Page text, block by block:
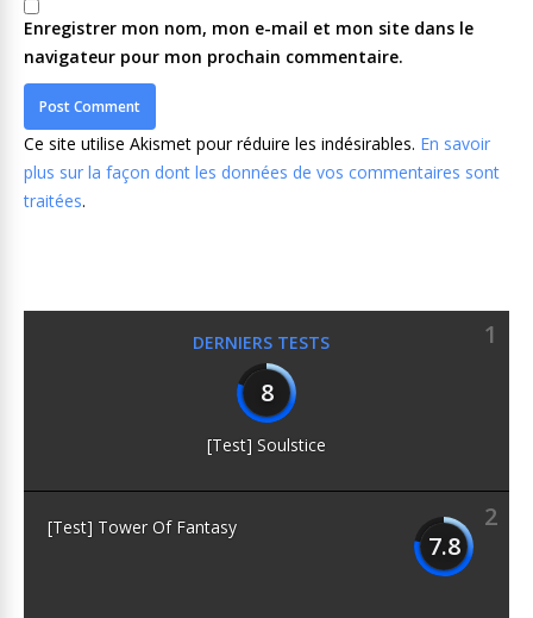
Enregistrer mon nom, mon e-mail et mon site dans le
navigateur pour mon prochain commentaire.
Ce site utilise Akismet pour réduire les indésirables. En savoir
plus sur la façon dont les données de vos commentaires sont
traitées.
DERNIERS TESTS
1
8
[Test] Soulstice
2
7.8
[Test] Tower Of Fantasy